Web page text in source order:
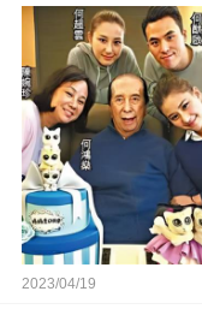
2023/04/19